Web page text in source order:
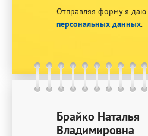
Отправляя форму я даю
персональных данных.
Брайко Наталья
Владимировна